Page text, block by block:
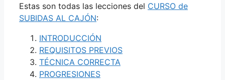
Estas son todas las lecciones del CURSO de
SUBIDAS AL CAJÓN:
INTRODUCCIÓN
REQUISITOS PREVIOS
TÉCNICA CORRECTA
PROGRESIONES